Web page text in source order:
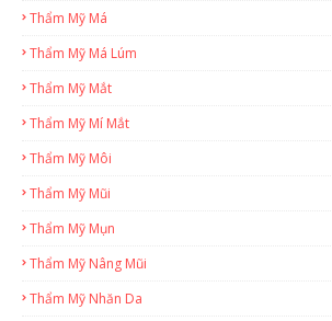
Thẩm Mỹ Má
Thẩm Mỹ Má Lúm
Thẩm Mỹ Mắt
Thẩm Mỹ Mí Mắt
Thẩm Mỹ Môi
Thẩm Mỹ Mũi
Thẩm Mỹ Mụn
Thẩm Mỹ Nâng Mũi
Thẩm Mỹ Nhăn Da